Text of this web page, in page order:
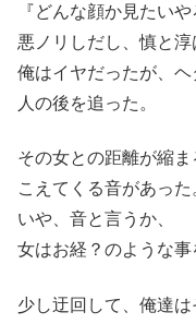
『どんな顔か見たい
悪ノリしだし、慎と淳
俺はイヤだったが、
人の後を追った。
その女との距離が縮
こえてくる音があった
いや、音と言うか、
女はお経？のような事
少し迂回して、俺達